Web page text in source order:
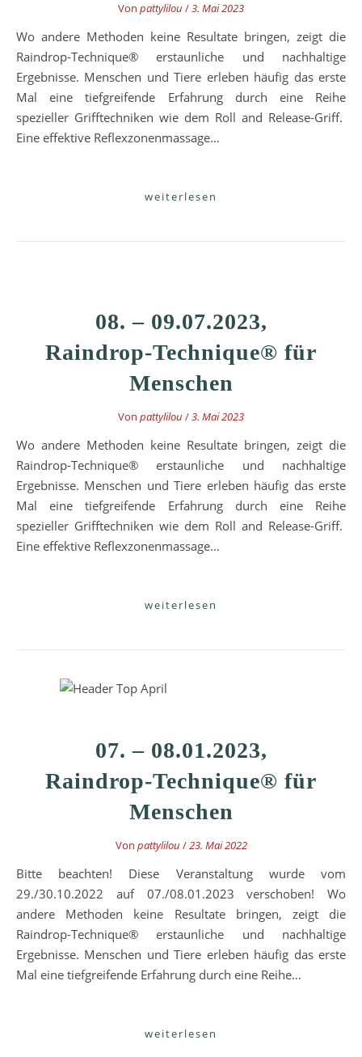
Von pattylilou /3. Mai 2023
Wo andere Methoden keine Resultate bringen, zeigt die
Raindrop-Technique® erstaunliche und nachhaltige
Ergebnisse. Menschen und Tiere erleben häufig das erste
Mal eine tiefgreifende Erfahrung durch eine Reihe
spezieller Grifftechniken wie dem Roll and Release-Griff.
Eine effektive Reflexzonenmassage…
weiterlesen
08. – 09.07.2023,
Raindrop-Technique® für
Menschen
Von pattylilou /3. Mai 2023
Wo andere Methoden keine Resultate bringen, zeigt die
Raindrop-Technique® erstaunliche und nachhaltige
Ergebnisse. Menschen und Tiere erleben häufig das erste
Mal eine tiefgreifende Erfahrung durch eine Reihe
spezieller Grifftechniken wie dem Roll and Release-Griff.
Eine effektive Reflexzonenmassage…
weiterlesen
07. – 08.01.2023,
Raindrop-Technique® für
Menschen
Von pattylilou /23. Mai 2022
Bitte beachten! Diese Veranstaltung wurde vom
29./30.10.2022 auf 07./08.01.2023 verschoben! Wo
andere Methoden keine Resultate bringen, zeigt die
Raindrop-Technique® erstaunliche und nachhaltige
Ergebnisse. Menschen und Tiere erleben häufig das erste
Mal eine tiefgreifende Erfahrung durch eine Reihe…
weiterlesen